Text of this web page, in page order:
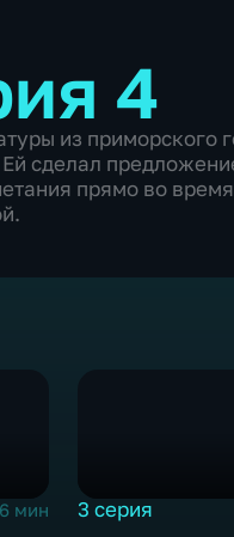
4
из приморского
сделал
прямо во
мин 3 серия